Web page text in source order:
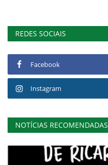
REDES SOCIAIS
Facebook
Instagram
NOTÍCIAS RECOMENDADAS